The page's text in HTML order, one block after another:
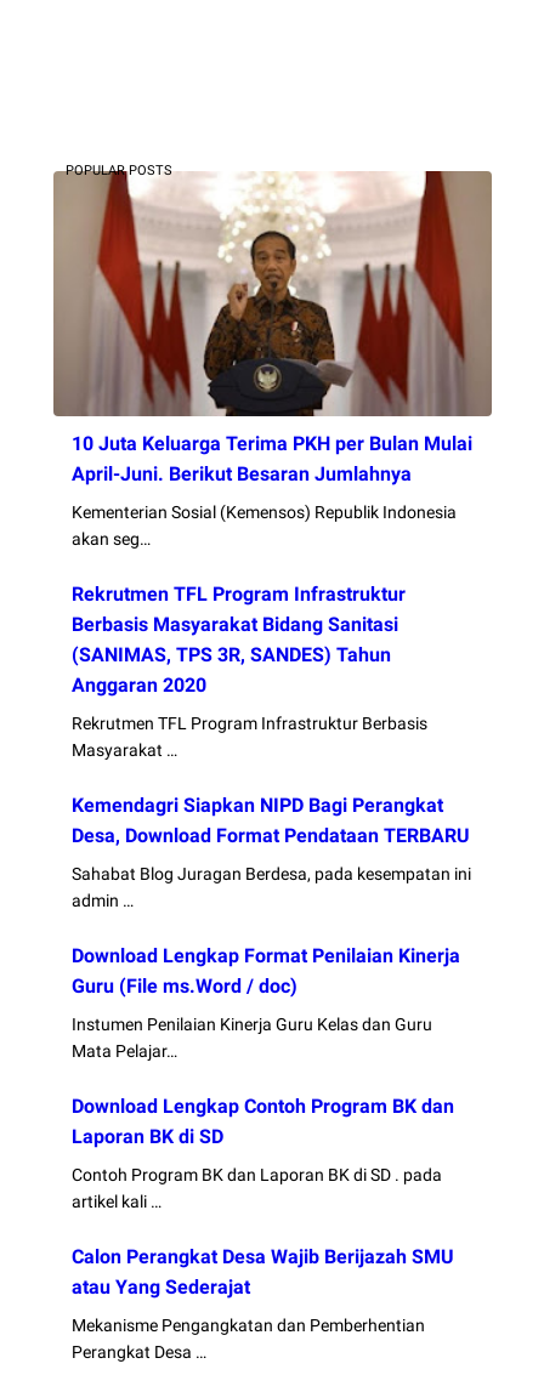
POPULAR POSTS
10 Juta Keluarga Terima PKH per Bulan Mulai
April-Juni. Berikut Besaran Jumlahnya
Kementerian Sosial (Kemensos) Republik Indonesia
akan seg…
Rekrutmen TFL Program Infrastruktur
Berbasis Masyarakat Bidang Sanitasi
(SANIMAS, TPS 3R, SANDES) Tahun
Anggaran 2020
Rekrutmen TFL Program Infrastruktur Berbasis
Masyarakat …
Kemendagri Siapkan NIPD Bagi Perangkat
Desa, Download Format Pendataan TERBARU
Sahabat Blog Juragan Berdesa, pada kesempatan ini
admin …
Download Lengkap Format Penilaian Kinerja
Guru (File ms.Word / doc)
Instumen Penilaian Kinerja Guru Kelas dan Guru
Mata Pelajar…
Download Lengkap Contoh Program BK dan
Laporan BK di SD
Contoh Program BK dan Laporan BK di SD . pada
artikel kali …
Calon Perangkat Desa Wajib Berijazah SMU
atau Yang Sederajat
Mekanisme Pengangkatan dan Pemberhentian
Perangkat Desa …